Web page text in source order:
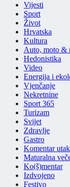
Vijesti
Sport
Život
Hrvatska
Kultura
Auto, moto &
Hedonistika
Video
Energija i
Vjenčanje
Nekretnine
Sport 365
Turizam
Svijet
Zdravlje
Gastro
Komentar
Maturalna
Ko(š)mentar
Izdvojeno
Festivo